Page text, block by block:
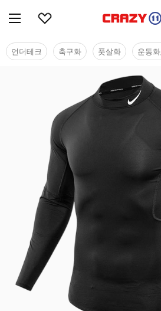
언더테크 축구화 풋살화 운동